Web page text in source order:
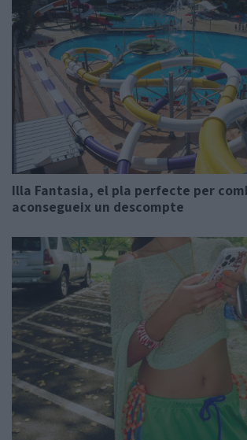
Illa Fantasia, el pla perfecte per
aconsegueix un descompte